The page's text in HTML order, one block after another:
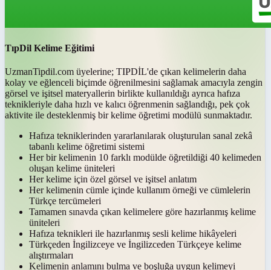
TıpDil Kelime Eğitimi
UzmanTipdil.com üyelerine; TIPDİL'de çıkan kelimelerin daha
kolay ve eğlenceli biçimde öğrenilmesini sağlamak amacıyla zengin
görsel ve işitsel materyallerin birlikte kullanıldığı ayrıca hafıza
teknikleriyle daha hızlı ve kalıcı öğrenmenin sağlandığı, pek çok
aktivite ile desteklenmiş bir kelime öğretimi modülü sunmaktadır.
Hafıza tekniklerinden yararlanılarak oluşturulan sanal zekâ
tabanlı kelime öğretimi sistemi
Her bir kelimenin 10 farklı modülde öğretildiği 40 kelimeden
oluşan kelime üniteleri
Her kelime için özel görsel ve işitsel anlatım
Her kelimenin cümle içinde kullanım örneği ve cümlelerin
Türkçe tercümeleri
Tamamen sınavda çıkan kelimelere göre hazırlanmış kelime
üniteleri
Hafıza teknikleri ile hazırlanmış sesli kelime hikâyeleri
Türkçeden İngilizceye ve İngilizceden Türkçeye kelime
alıştırmaları
Kelimenin anlamını bulma ve boşluğa uygun kelimeyi